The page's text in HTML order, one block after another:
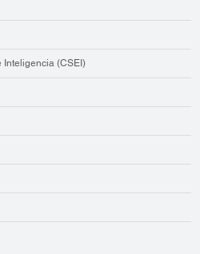
Inteligencia (CSEI)